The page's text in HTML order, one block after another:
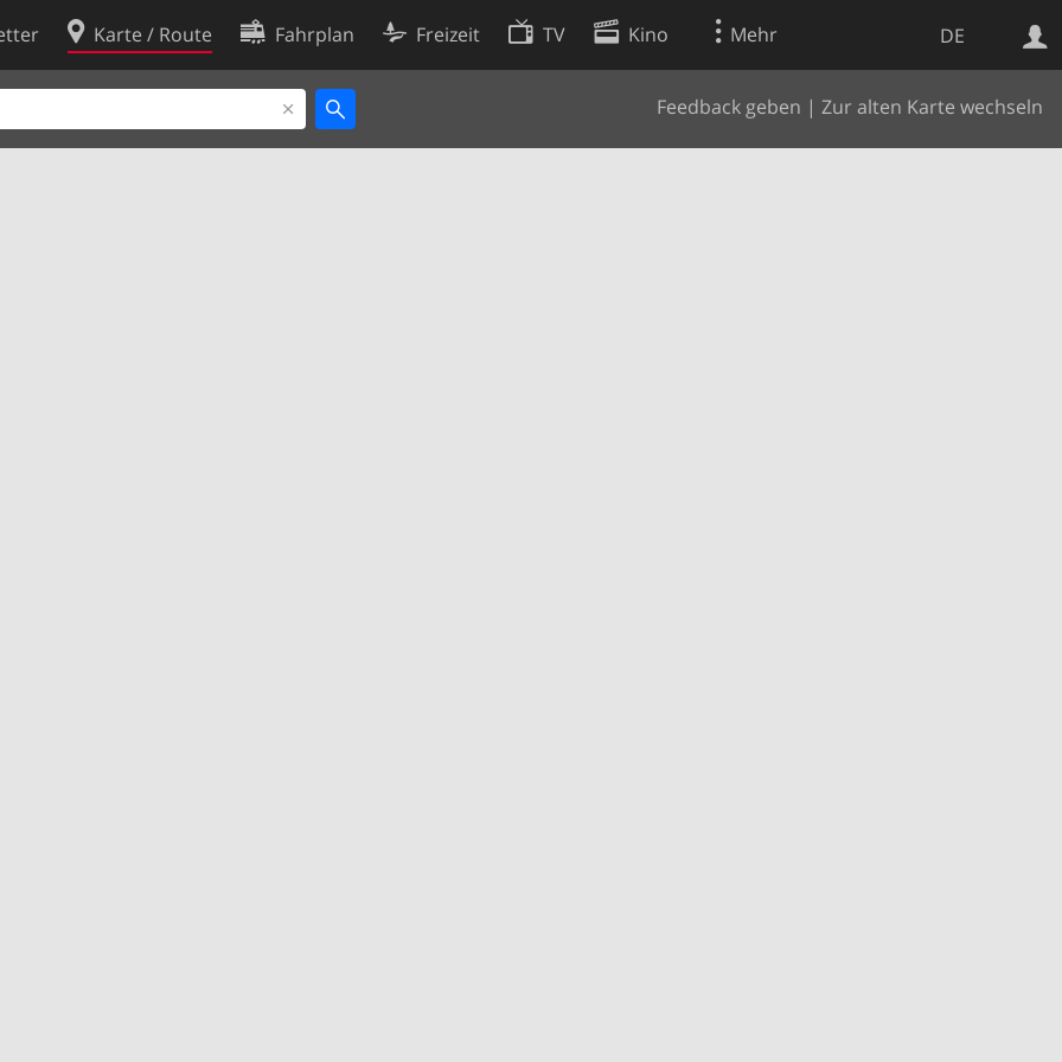
DE
Karte / Route Fahrplan Freizeit TV Kino Mehr
Feedback geben | Zur alten Karte wechseln
Websuche
Cookie-Richtlinie
Cookie-Einstellungen